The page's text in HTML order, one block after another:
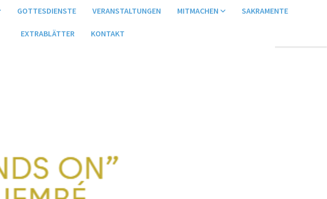
GOTTESDIENSTE VERANSTALTUNGEN MITMACHEN SAKRAMENTE
EXTRABLÄTTER KONTAKT